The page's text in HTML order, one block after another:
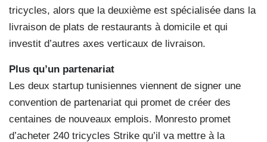
tricycles, alors que la deuxième est spécialisée dans la
livraison de plats de restaurants à domicile et qui
investit d’autres axes verticaux de livraison.
Plus qu’un partenariat
Les deux startup tunisiennes viennent de signer une
convention de partenariat qui promet de créer des
centaines de nouveaux emplois. Monresto promet
d’acheter 240 tricycles Strike qu’il va mettre à la